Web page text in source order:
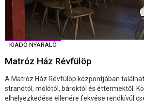
KIADÓ NYARALÓ
Matróz Ház Révfülöp
A Matróz Ház Révfülöp központjában
strandtól, mólótól, bároktól és éttermektől.
elhelyezkedése ellenére fekvése rendkívül